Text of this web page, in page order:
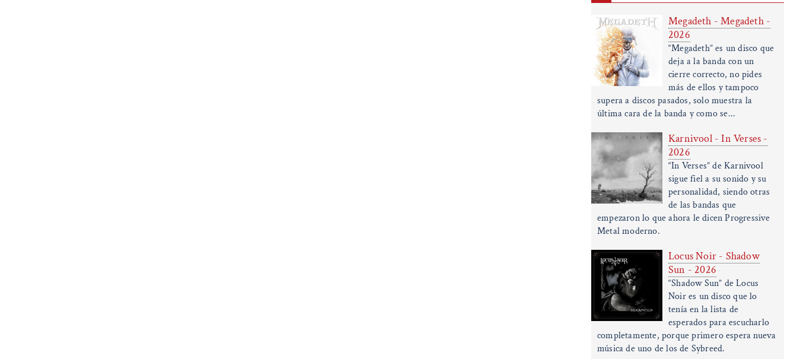
Megadeth - Megadeth -
2026
“Megadeth” es un disco que
deja a la banda con un
cierre correcto, no pides
más de ellos y tampoco
supera a discos pasados, solo muestra la
última cara de la banda y como se...
Karnivool - In Verses -
2026
“In Verses” de Karnivool
sigue fiel a su sonido y su
personalidad, siendo otras
de las bandas que
empezaron lo que ahora le dicen Progressive
Metal moderno.
Locus Noir - Shadow
Sun - 2026
“Shadow Sun” de Locus
Noir es un disco que lo
tenía en la lista de
esperados para escucharlo
completamente, porque primero espera nueva
música de uno de los de Sybreed.